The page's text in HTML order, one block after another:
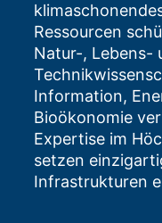
Ressourcen
Natur-, Lebens-
Information,
Bioökonomie
Expertise im
setzen
Infrastrukturen